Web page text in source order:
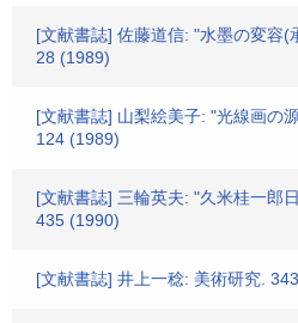
[文献書誌] 佐藤道信: "水墨の変容(
28 (1989)
[文献書誌] 山梨絵美子: "光線画の
124 (1989)
[文献書誌] 三輪英夫: "久米桂一郎
435 (1990)
[文献書誌] 井上一稔: 美術研究.